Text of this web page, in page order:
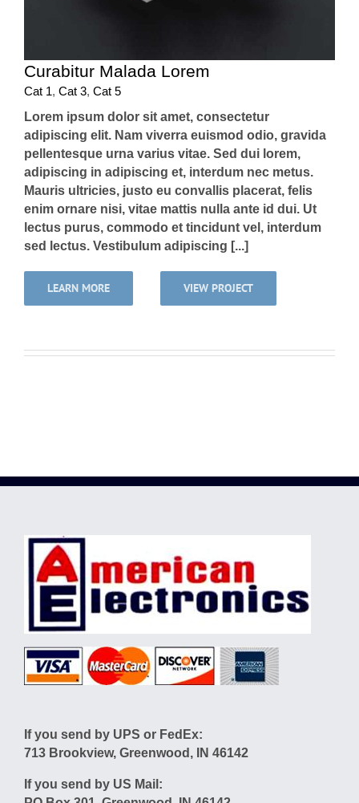
Curabitur Malada Lorem
Cat 1, Cat 3, Cat 5
Lorem ipsum dolor sit amet, consectetur
adipiscing elit. Nam viverra euismod odio, gravida
pellentesque urna varius vitae. Sed dui lorem,
adipiscing in adipiscing et, interdum nec metus.
Mauris ultricies, justo eu convallis placerat, felis
enim ornare nisi, vitae mattis nulla ante id dui. Ut
lectus purus, commodo et tincidunt vel, interdum
sed lectus. Vestibulum adipiscing [...]
LEARN MORE VIEW PROJECT
If you send by UPS or FedEx:
713 Brookview, Greenwood, IN 46142
If you send by US Mail: